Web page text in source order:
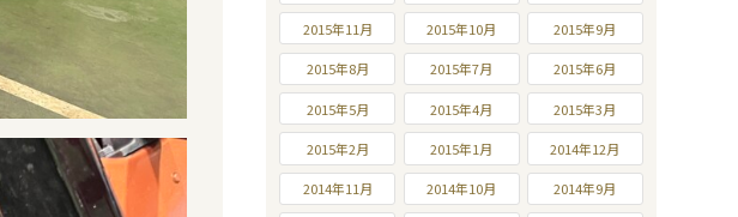
2015年11月 2015年10月 2015年9月
2015年8月 2015年7月 2015年6月
2015年5月 2015年4月 2015年3月
2015年2月 2015年1月 2014年12月
2014年11月 2014年10月 2014年9月